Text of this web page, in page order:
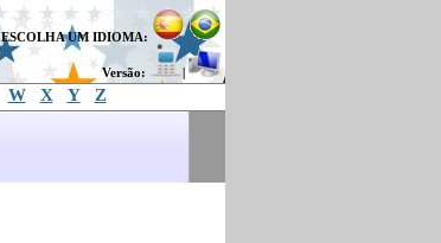
ESCOLHA UM IDIOMA:
Versão: |
W X Y Z